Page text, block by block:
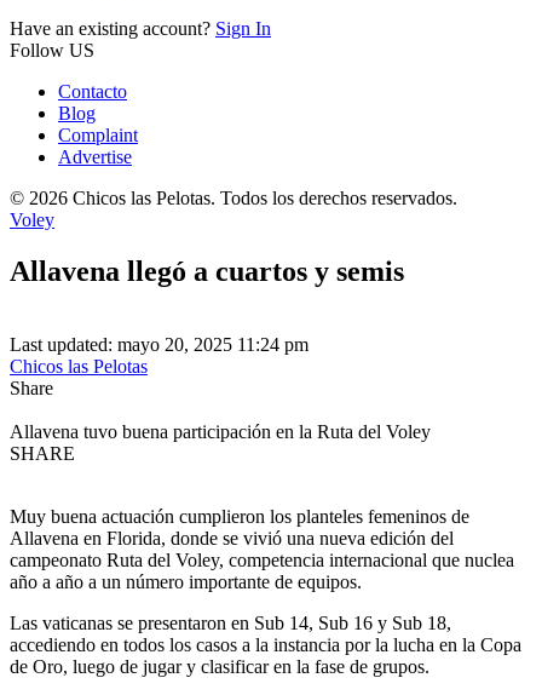
Have an existing account? Sign In
Follow US
Contacto
Blog
Complaint
Advertise
© 2026 Chicos las Pelotas. Todos los derechos reservados.
Voley
Allavena llegó a cuartos y semis
Last updated: mayo 20, 2025 11:24 pm
Chicos las Pelotas
Share
Allavena tuvo buena participación en la Ruta del Voley
SHARE
Muy buena actuación cumplieron los planteles femeninos de
Allavena en Florida, donde se vivió una nueva edición del
campeonato Ruta del Voley, competencia internacional que nuclea
año a año a un número importante de equipos.
Las vaticanas se presentaron en Sub 14, Sub 16 y Sub 18,
accediendo en todos los casos a la instancia por la lucha en la Copa
de Oro, luego de jugar y clasificar en la fase de grupos.